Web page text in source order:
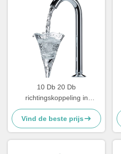
10 Db 20 Db
richtingskoppeling in
microgolfontwerp
Vind de beste prijs